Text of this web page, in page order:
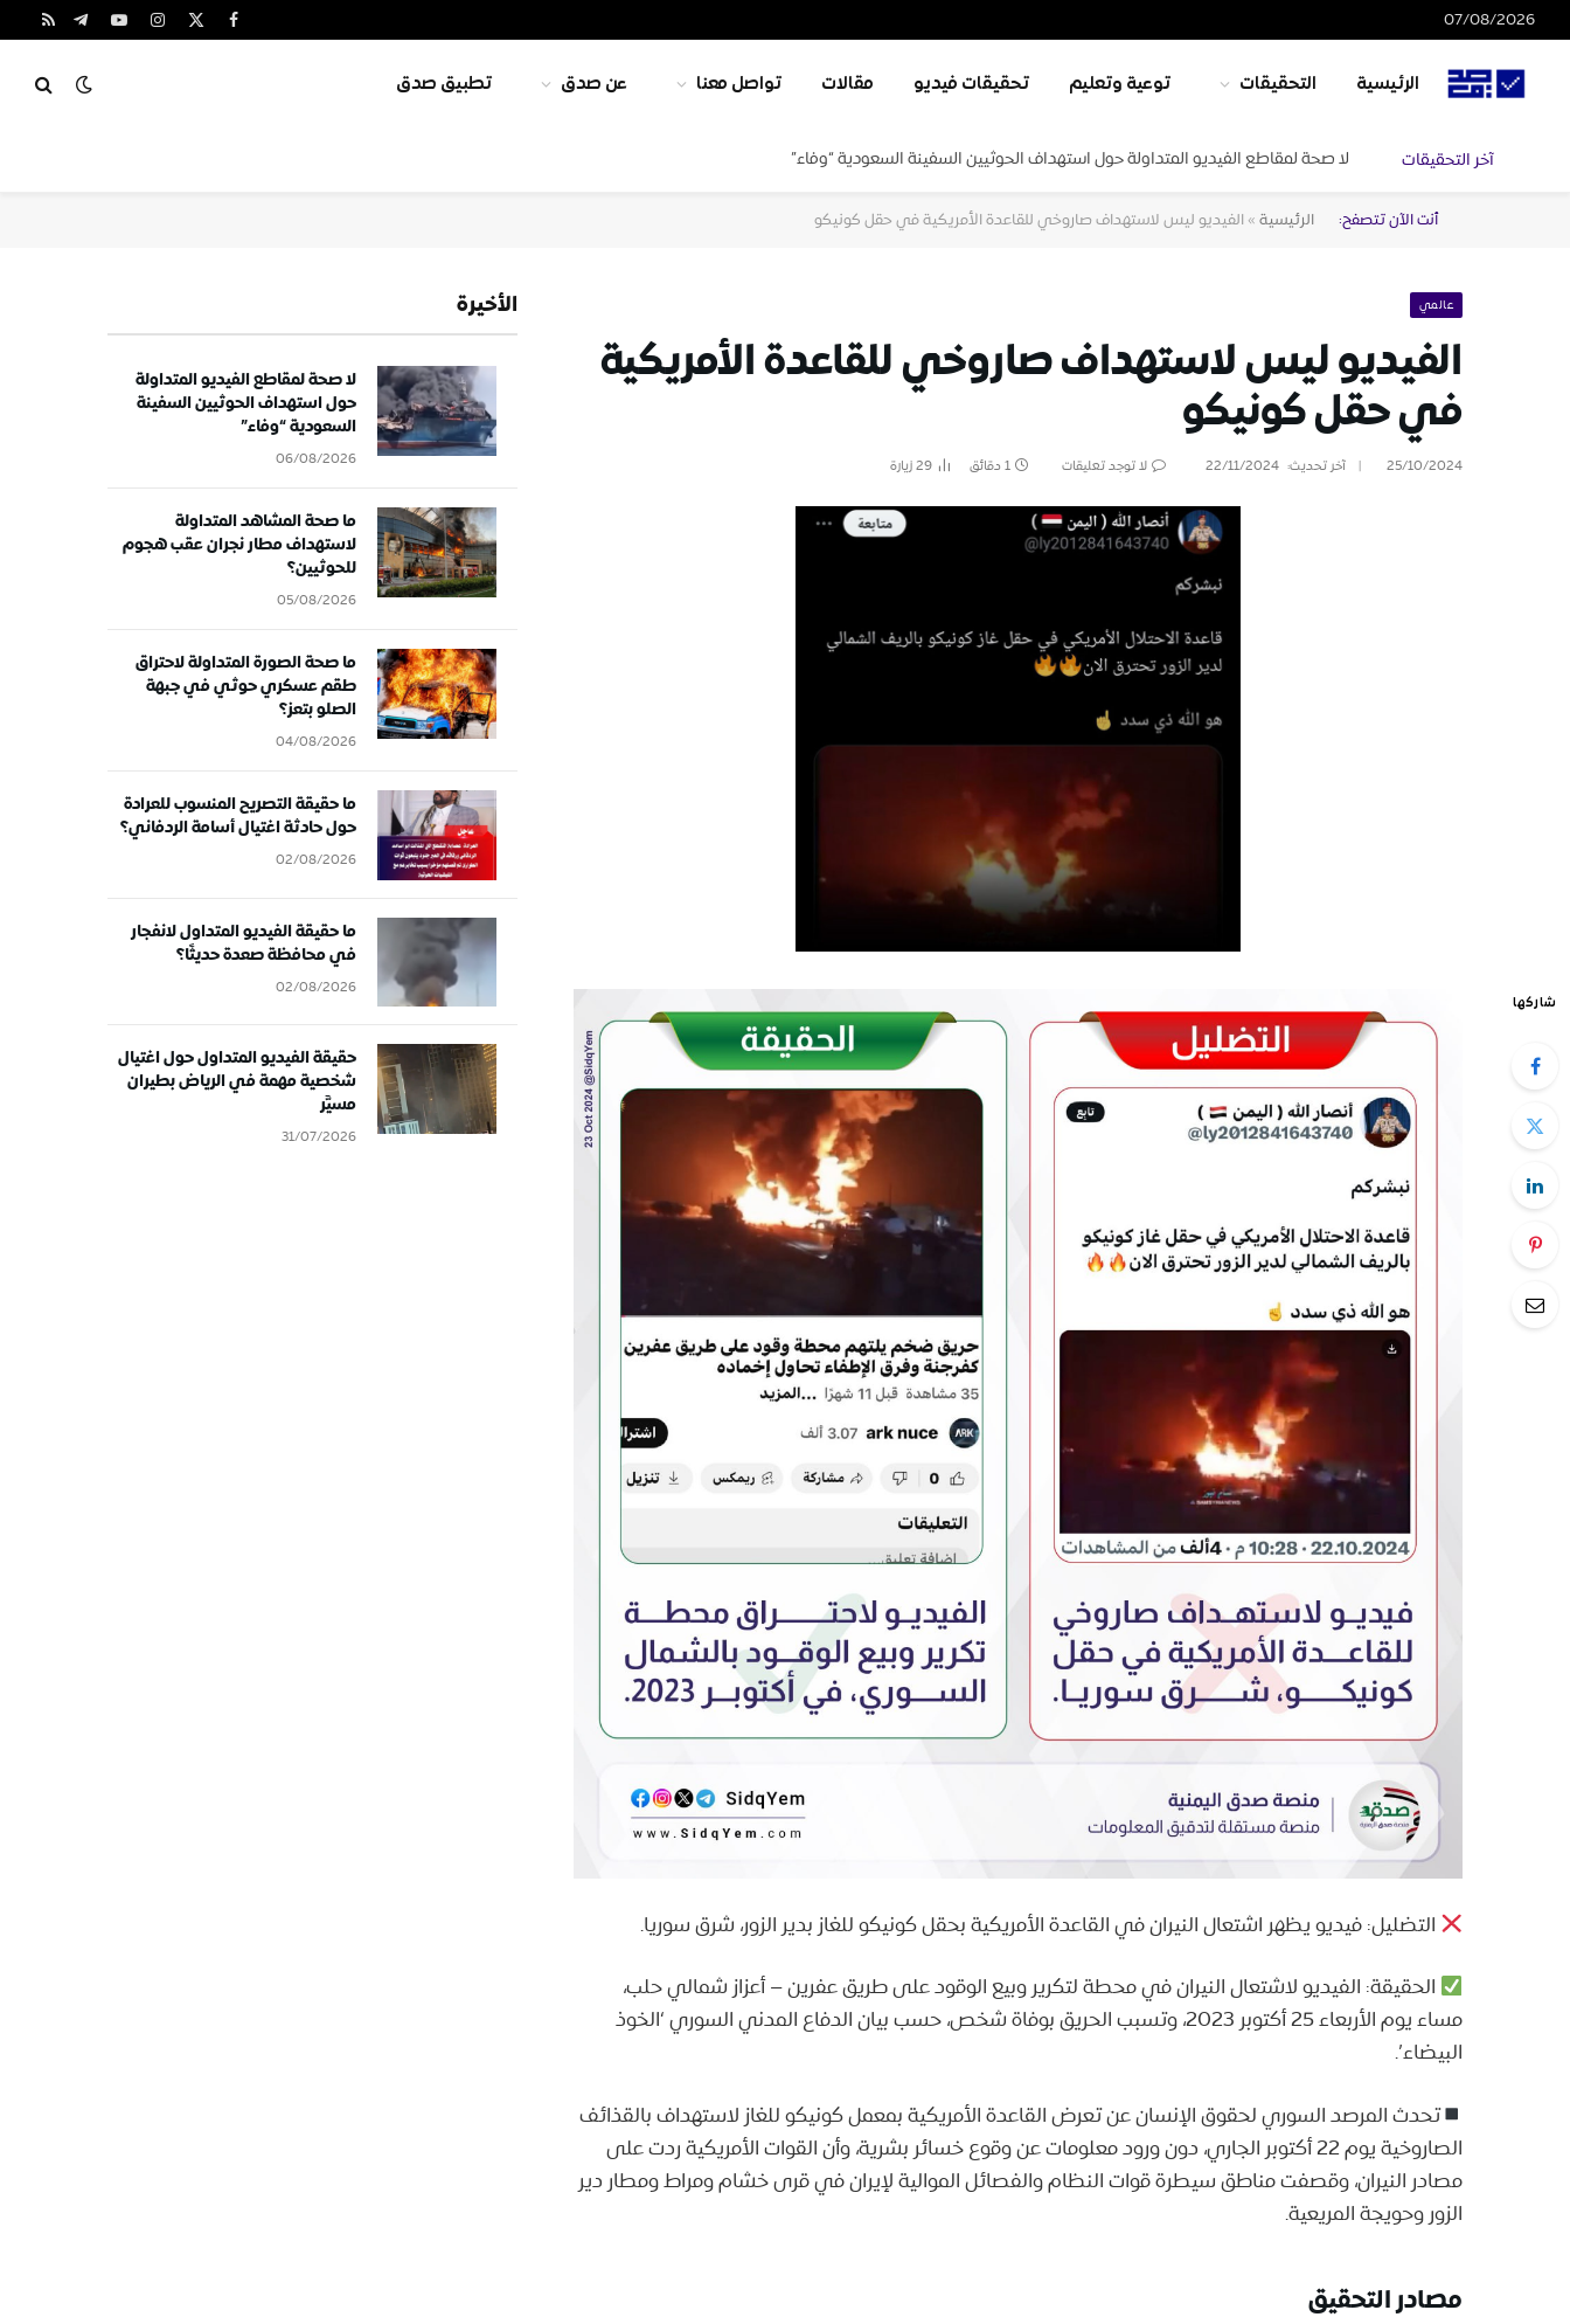
07/08/2026 فيسبوك
X
الانستغراميوتيوبتيلقرامRSS
الرئيسية التحقيقات توعية وتعليم تحقيقات فيديو مقالات تواصل معنا عن صدق تطبيق صدق
آخر التحقيقات لا صحة لمقاطع الفيديو المتداولة حول استهداف الحوثيين السفينة السعودية “وفاء”
أنت الآن تتصفح: الرئيسية» الفيديو ليس لاستهداف صاروخي للقاعدة الأمريكية في حقل كونيكو
عالمي
الفيديو ليس لاستهداف صاروخي للقاعدة الأمريكية
في حقل كونيكو
25/10/2024 آخر تحديث: 22/11/2024 لا توجد تعليقات 1 دقائق 29زيارة
شاركها
التضليل: فيديو يظهر اشتعال النيران في القاعدة الأمريكية بحقل كونيكو للغاز بدير الزور، شرق سوريا.
الحقيقة: الفيديو لاشتعال النيران في محطة لتكرير وبيع الوقود على طريق عفرين – أعزاز شمالي حلب،
مساء يوم الأربعاء 25 أكتوبر 2023، وتسبب الحريق بوفاة شخص، حسب بيان الدفاع المدني السوري ‘الخوذ
البيضاء’.
تحدث المرصد السوري لحقوق الإنسان عن تعرض القاعدة الأمريكية بمعمل كونيكو للغاز لاستهداف بالقذائف
الصاروخية يوم 22 أكتوبر الجاري، دون ورود معلومات عن وقوع خسائر بشرية، وأن القوات الأمريكية ردت على
مصادر النيران، وقصفت مناطق سيطرة قوات النظام والفصائل الموالية لإيران في قرى خشام ومراط ومطار دير
الزور وحويجة المريعية.
مصادر التحقيق
الأخيرة
لا صحة لمقاطع الفيديو المتداولة
حول استهداف الحوثيين السفينة
السعودية “وفاء”
06/08/2026
ما صحة المشاهد المتداولة
لاستهداف مطار نجران عقب هجوم
للحوثيين؟
05/08/2026
ما صحة الصورة المتداولة لاحتراق
طقم عسكري حوثي في جبهة
الصلو بتعز؟
04/08/2026
ما حقيقة التصريح المنسوب للعرادة
حول حادثة اغتيال أسامة الردفاني؟
02/08/2026
ما حقيقة الفيديو المتداول لانفجار
في محافظة صعدة حديثًا؟
02/08/2026
حقيقة الفيديو المتداول حول اغتيال
شخصية مهمة في الرياض بطيران
مسيَّر
31/07/2026